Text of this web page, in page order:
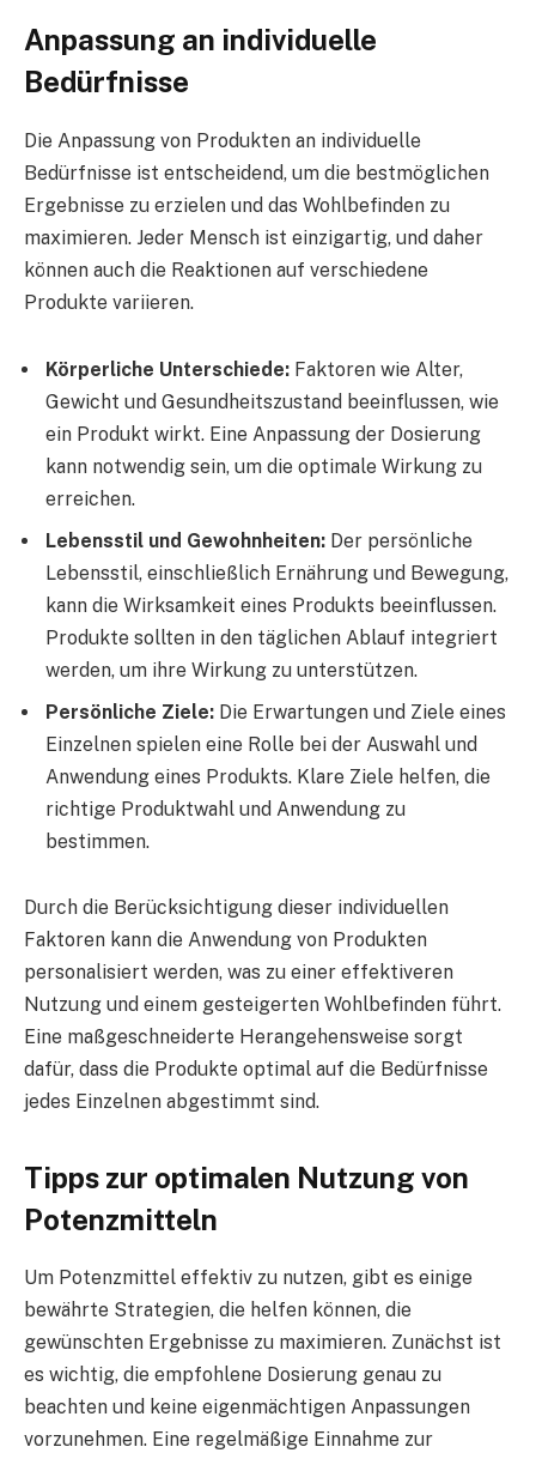
Anpassung an individuelle
Bedürfnisse
Die Anpassung von Produkten an individuelle
Bedürfnisse ist entscheidend, um die bestmöglichen
Ergebnisse zu erzielen und das Wohlbefinden zu
maximieren. Jeder Mensch ist einzigartig, und daher
können auch die Reaktionen auf verschiedene
Produkte variieren.
Körperliche Unterschiede: Faktoren wie Alter,
Gewicht und Gesundheitszustand beeinflussen, wie
ein Produkt wirkt. Eine Anpassung der Dosierung
kann notwendig sein, um die optimale Wirkung zu
erreichen.
Lebensstil und Gewohnheiten: Der persönliche
Lebensstil, einschließlich Ernährung und Bewegung,
kann die Wirksamkeit eines Produkts beeinflussen.
Produkte sollten in den täglichen Ablauf integriert
werden, um ihre Wirkung zu unterstützen.
Persönliche Ziele: Die Erwartungen und Ziele eines
Einzelnen spielen eine Rolle bei der Auswahl und
Anwendung eines Produkts. Klare Ziele helfen, die
richtige Produktwahl und Anwendung zu
bestimmen.
Durch die Berücksichtigung dieser individuellen
Faktoren kann die Anwendung von Produkten
personalisiert werden, was zu einer effektiveren
Nutzung und einem gesteigerten Wohlbefinden führt.
Eine maßgeschneiderte Herangehensweise sorgt
dafür, dass die Produkte optimal auf die Bedürfnisse
jedes Einzelnen abgestimmt sind.
Tipps zur optimalen Nutzung von
Potenzmitteln
Um Potenzmittel effektiv zu nutzen, gibt es einige
bewährte Strategien, die helfen können, die
gewünschten Ergebnisse zu maximieren. Zunächst ist
es wichtig, die empfohlene Dosierung genau zu
beachten und keine eigenmächtigen Anpassungen
vorzunehmen. Eine regelmäßige Einnahme zur